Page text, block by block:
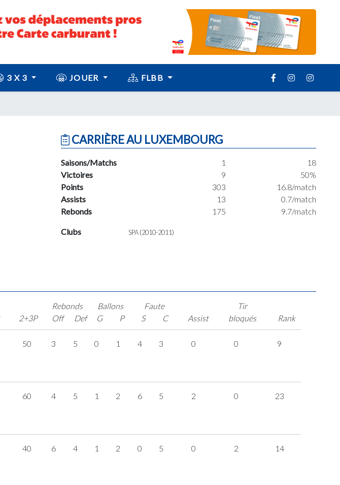
3 X 3 JOUER FLBB
CARRIÈRE AU LUXEMBOURG
Saisons/Matchs 1
18
Victoires
9
50%
Points
303
16.8/match
Assists
13
0.7/match
Rebonds
175 9.7/match
Clubs SPA (2010-2011)
2+3P
Rebonds
Off
Def
Ballons
G
P
Faute
S
C Assist
Tir
bloqués
Rank
50 3 5 0 1 4 3 0 0 9
60 4 5 1 2 6 5 2 0 23
40 6 4 1 2 0 5 0 2 14